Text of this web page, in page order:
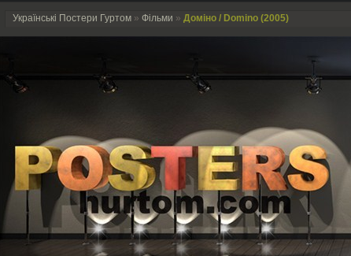
Українські Постери Гуртом » Фільми » Доміно / Domino (2005)